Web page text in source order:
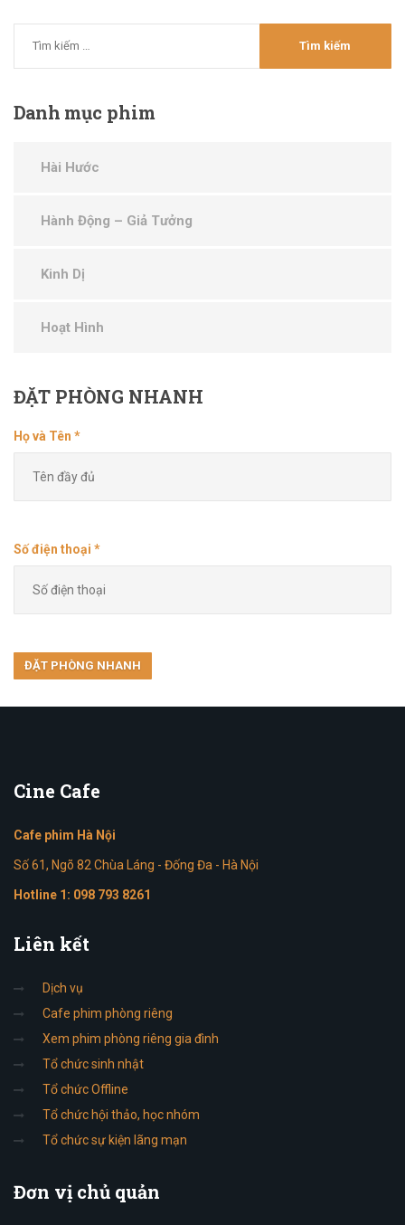
Danhmục phim
Hài Hước
Hành Động – Giả Tưởng
Kinh Dị
Hoạt Hình
ĐẶTPHÒNG NHANH
Họ và Tên *
Số điện thoại *
Cine Cafe
Cafe phim Hà Nội
Số 61, Ngõ 82 Chùa Láng - Đống Đa - Hà Nội
Hotline 1: 098 793 8261
Liên kết
Dịch vụ
Cafe phim phòng riêng
Xem phim phòng riêng gia đình
Tổ chức sinh nhật
Tổ chức Offline
Tổ chức hội thảo, học nhóm
Tổ chức sự kiện lãng mạn
Đơn vị chủ quản